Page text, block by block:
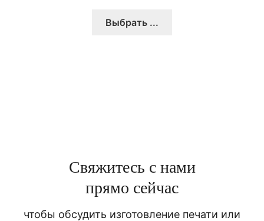
Выбрать ...
Свяжитесь с нами
прямо сейчас
чтобы обсудить изготовление печати или